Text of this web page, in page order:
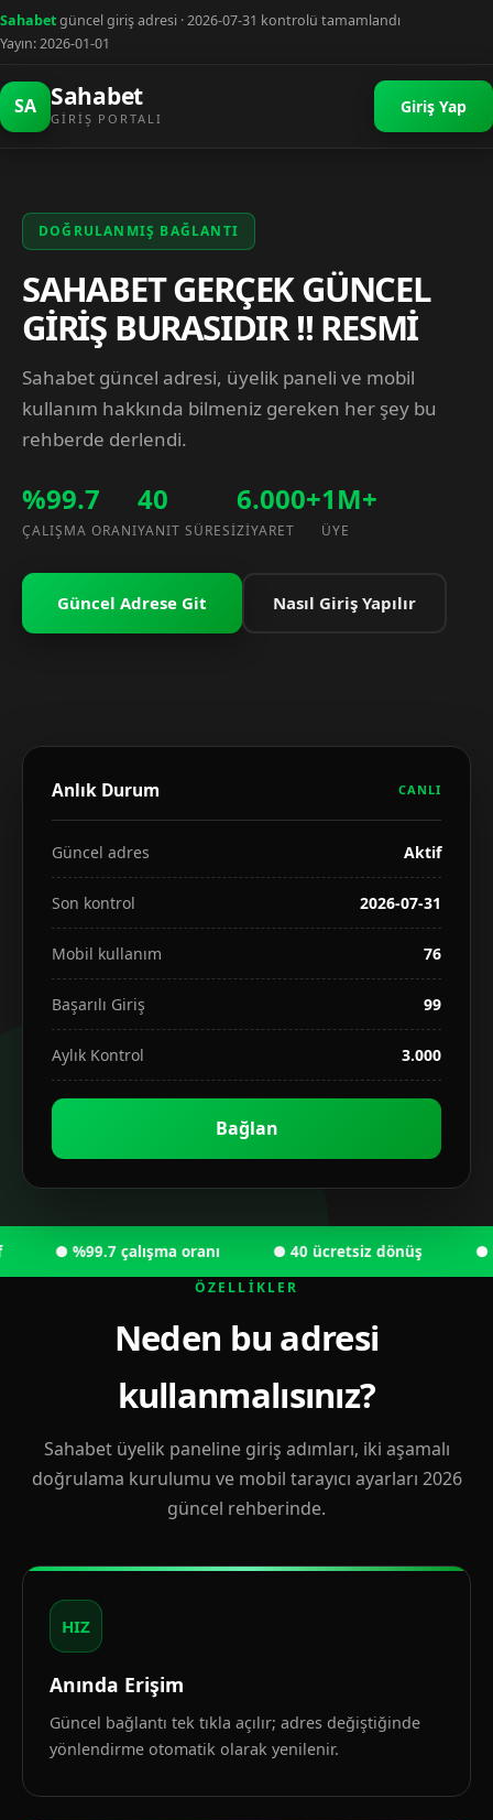
Sahabetgüncel giriş adresi · 2026-07-31 kontrolü tamamlandı
Yayın: 2026-01-01
SA Sahabet
GIRIŞ PORTALI
Giriş Yap
DOĞRULANMIŞ BAĞLANTI
SAHABET GERÇEK GÜNCEL
GİRİŞ BURASIDIR !! RESMİ
Sahabet güncel adresi, üyelik paneli ve mobil
kullanım hakkında bilmeniz gereken her şey bu
rehberde derlendi.
%99.7
ÇALIŞMA ORANI
40
YANIT SÜRESI
6.000+
ZIYARET
1M+
ÜYE
Güncel Adrese Git Nasıl Giriş Yapılır
Anlık Durum CANLI
Güncel adres Aktif
Son kontrol 2026-07-31
Mobil kullanım 76
Başarılı Giriş 99
Aylık Kontrol 3.000
Bağlan
● %99.7 çalışma oranı ● 40 ücretsiz dönüş ●
ÖZELLIKLER
Neden bu adresi
kullanmalısınız?
Sahabet üyelik paneline giriş adımları, iki aşamalı
doğrulama kurulumu ve mobil tarayıcı ayarları 2026
güncel rehberinde.
HIZ
Anında Erişim
Güncel bağlantı tek tıkla açılır; adres değiştiğinde
yönlendirme otomatik olarak yenilenir.